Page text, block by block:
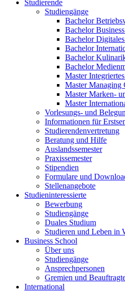
Studierende
Studiengänge
Bachelor
Bachelor
Bachelor
Bachelor
Bachelor
Bachelor
Master
Master Managing
Master Marken-
Master
Vorlesungs- und
Informationen für
Studierendenvertretung
Beratung und Hilfe
Auslandssemester
Praxissemester
Stipendien
Formulare und
Stellenangebote
Studieninteressierte
Bewerbung
Studiengänge
Duales Studium
Studieren und Leben in
Business School
Über uns
Studiengänge
Ansprechpersonen
Gremien und
International